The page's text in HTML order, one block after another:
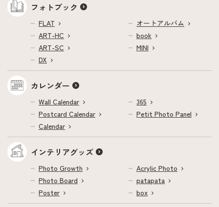
フォトブック
FLAT
ART-HC
ART-SC
DX
オートアルバム
book
MINI
カレンダー
Wall Calendar
Postcard Calendar
Calendar
365
Petit Photo Panel
インテリアグッズ
Photo Growth
Photo Board
Poster
Acrylic Photo
patapata
box